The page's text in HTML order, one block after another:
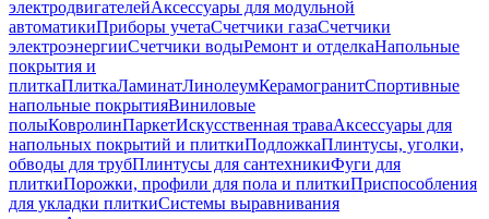
электродвигателейАксессуары для модульной
автоматикиПриборы учетаСчетчики газаСчетчики
электроэнергииСчетчики водыРемонт и отделкаНапольные
покрытия и
плиткаПлиткаЛаминатЛинолеумКерамогранитСпортивные
напольные покрытияВиниловые
полыКовролинПаркетИскусственная траваАксессуары для
напольных покрытий и плиткиПодложкаПлинтусы, уголки,
обводы для трубПлинтусы для сантехникиФуги для
плиткиПорожки, профили для пола и плиткиПриспособления
для укладки плиткиСистемы выравнивания